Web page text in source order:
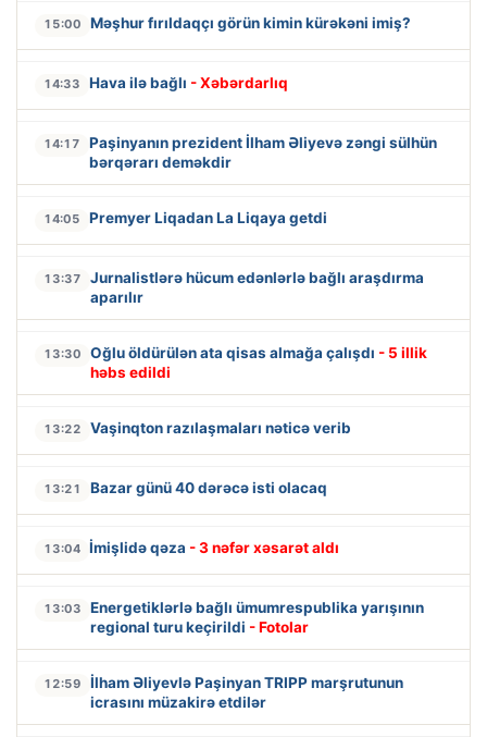
15:00 Məşhur fırıldaqçı görün kimin kürəkəni imiş?
14:33 Hava ilə bağlı - Xəbərdarlıq
14:17
Paşinyanın prezident İlham Əliyevə zəngi sülhün
bərqərarı deməkdir
14:05 Premyer Liqadan La Liqaya getdi
13:37
Jurnalistlərə hücum edənlərlə bağlı araşdırma
aparılır
13:30 Oğlu öldürülən ata qisas almağa çalışdı - 5 illik
həbs edildi
13:22 Vaşinqton razılaşmaları nəticə verib
13:21 Bazar günü 40 dərəcə isti olacaq
13:04 İmişlidə qəza - 3 nəfər xəsarət aldı
13:03
Energetiklərlə bağlı ümumrespublika yarışının
regional turu keçirildi - Fotolar
12:59
İlham Əliyevlə Paşinyan TRIPP marşrutunun
icrasını müzakirə etdilər